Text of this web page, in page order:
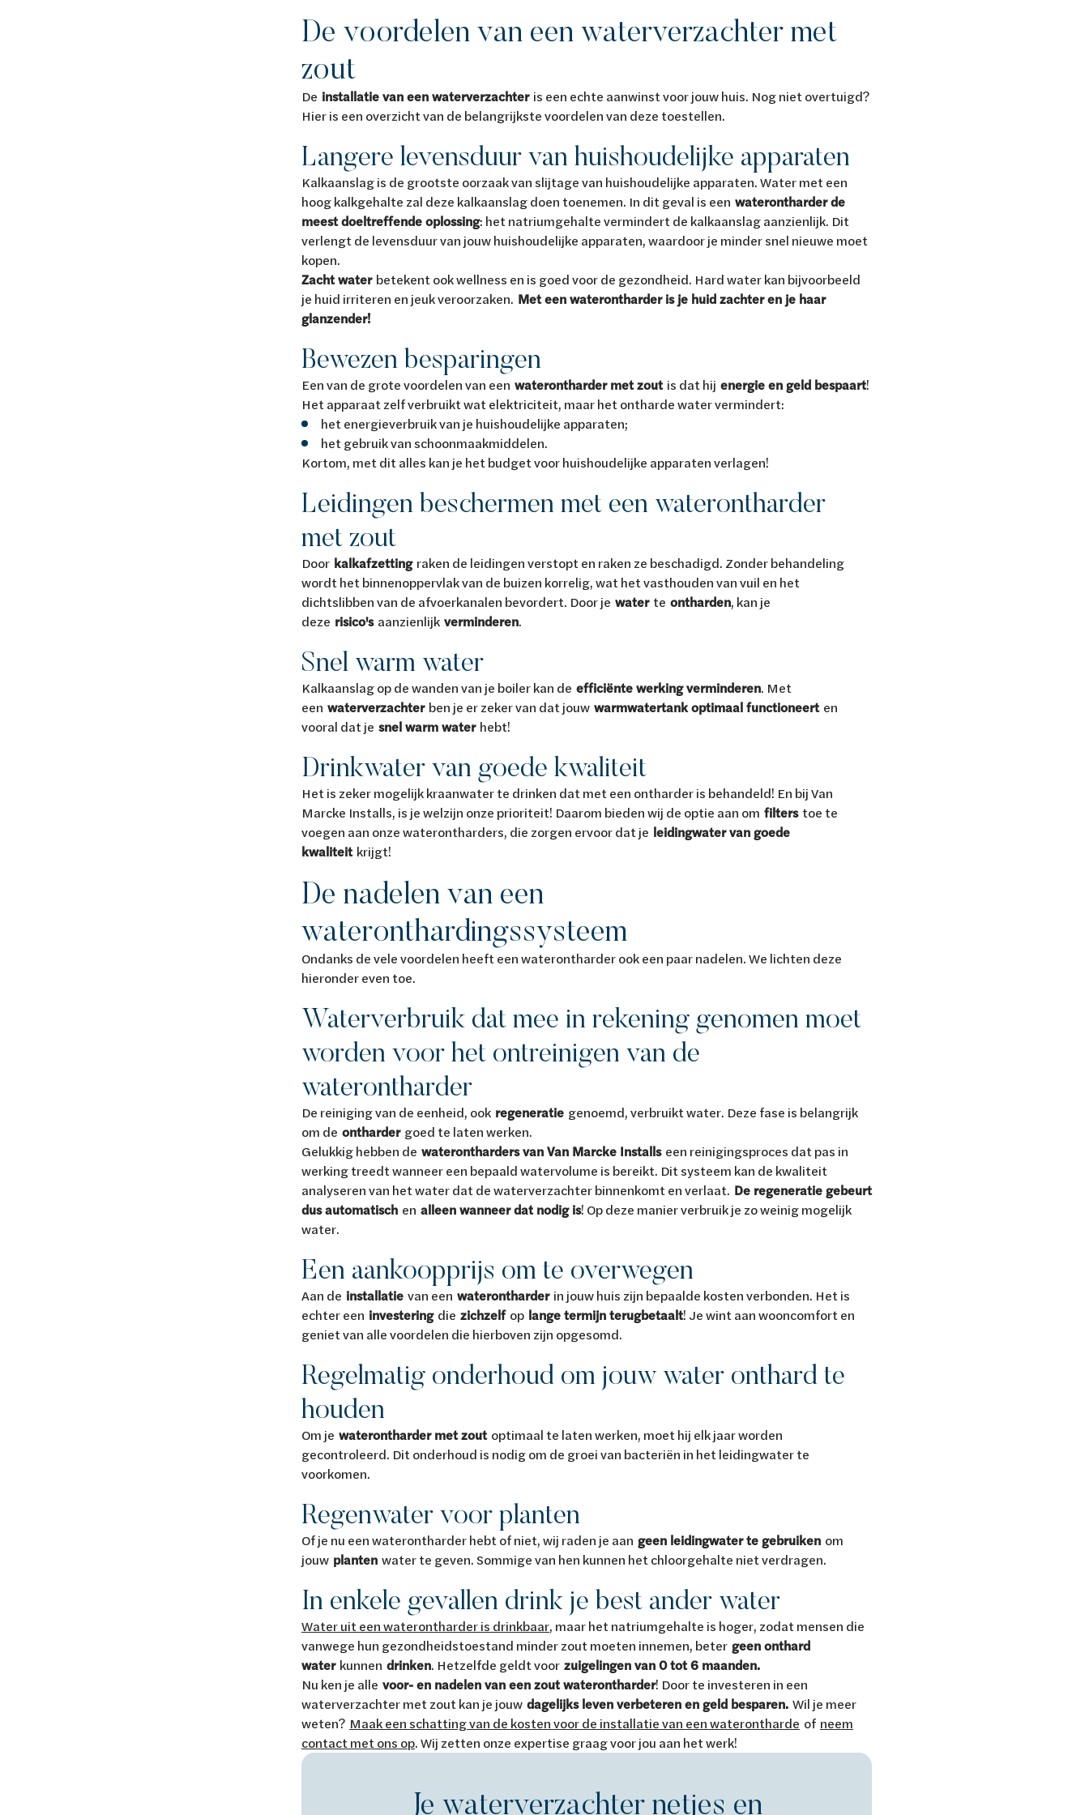
De voordelen van een waterverzachter met
zout
De installatie van een waterverzachteris een echte aanwinst voor jouw huis. Nog niet overtuigd?
Hier is een overzicht van de belangrijkste voordelen van deze toestellen.
Langere levensduur van huishoudelijke apparaten
Kalkaanslag is de grootste oorzaak van slijtage van huishoudelijke apparaten. Water met een
hoog kalkgehalte zal deze kalkaanslag doen toenemen. In dit geval is een waterontharder de
meest doeltreffende oplossing: het natriumgehalte vermindert de kalkaanslag aanzienlijk. Dit
verlengt de levensduur van jouw huishoudelijke apparaten, waardoor je minder snel nieuwe moet
kopen.
Zacht waterbetekent ook wellness en is goed voor de gezondheid. Hard water kan bijvoorbeeld
je huid irriteren en jeuk veroorzaken. Met een waterontharder is je huid zachter en je haar
glanzender!
Bewezen besparingen
Een van de grote voordelen van een waterontharder met zoutis dat hij energie en geld bespaart!
Het apparaat zelf verbruikt wat elektriciteit, maar het ontharde water vermindert:
het energieverbruik van je huishoudelijke apparaten;
het gebruik van schoonmaakmiddelen.
Kortom, met dit alles kan je het budget voor huishoudelijke apparaten verlagen!
Leidingen beschermen met een waterontharder
met zout
Door kalkafzettingraken de leidingen verstopt en raken ze beschadigd. Zonder behandeling
wordt het binnenoppervlak van de buizen korrelig, wat het vasthouden van vuil en het
dichtslibben van de afvoerkanalen bevordert. Door je waterte ontharden, kan je
deze risico'saanzienlijk verminderen.
Snel warm water
Kalkaanslag op de wanden van je boiler kan de efficiënte werking verminderen. Met
een waterverzachterben je er zeker van dat jouw warmwatertank optimaal functioneerten
vooral dat je snel warm waterhebt!
Drinkwater van goede kwaliteit
Het is zeker mogelijk kraanwater te drinken dat met een ontharder is behandeld! En bij Van
Marcke Installs, is je welzijn onze prioriteit! Daarom bieden wij de optie aan om filterstoe te
voegen aan onze waterontharders, die zorgen ervoor dat je leidingwater van goede
kwaliteitkrijgt!
De nadelen van een
wateronthardingssysteem
Ondanks de vele voordelen heeft een waterontharder ook een paar nadelen. We lichten deze
hieronder even toe.
Waterverbruik dat mee in rekening genomen moet
worden voor het ontreinigen van de
waterontharder
De reiniging van de eenheid, ook regeneratie genoemd, verbruikt water. Deze fase is belangrijk
om de onthardergoed te laten werken.
Gelukkig hebben de waterontharders van Van Marcke Installseen reinigingsproces dat pas in
werking treedt wanneer een bepaald watervolume is bereikt. Dit systeem kan de kwaliteit
analyseren van het water dat de waterverzachter binnenkomt en verlaat. De regeneratie gebeurt
dus automatisch en alleen wanneer dat nodig is! Op deze manier verbruik je zo weinig mogelijk
water.
Een aankoopprijs om te overwegen
Aan de installatie van een waterontharderin jouw huis zijn bepaalde kosten verbonden. Het is
echter een investeringdie zichzelfop lange termijn terugbetaalt! Je wint aan wooncomfort en
geniet van alle voordelen die hierboven zijn opgesomd.
Regelmatig onderhoud om jouw water onthard te
houden
Om je waterontharder met zoutoptimaal te laten werken, moet hij elk jaar worden
gecontroleerd. Dit onderhoud is nodig om de groei van bacteriën in het leidingwater te
voorkomen.
Regenwater voor planten
Of je nu een waterontharder hebt of niet, wij raden je aan geen leidingwater te gebruiken om
jouw planten water te geven. Sommige van hen kunnen het chloorgehalte niet verdragen.
In enkele gevallen drink je best ander water
Water uit een waterontharder is drinkbaar, maar het natriumgehalte is hoger, zodat mensen die
vanwege hun gezondheidstoestand minder zout moeten innemen, beter geen onthard
waterkunnen drinken. Hetzelfde geldt voor zuigelingen van 0 tot 6 maanden.
Nu ken je alle voor- en nadelen van een zout waterontharder! Door te investeren in een
waterverzachter met zout kan je jouw dagelijks leven verbeteren en geld besparen. Wil je meer
weten? Maak een schatting van de kosten voor de installatie van een waterontharde of neem
contact met ons op. Wij zetten onze expertise graag voor jou aan het werk!
Je waterverzachter netjes en